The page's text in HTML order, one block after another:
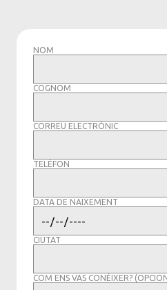
NOM
COGNOM
CORREU ELECTRÒNIC
TELÈFON
DATA DE NAIXEMENT
CIUTAT
COM ENS VAS CONÈIXER?